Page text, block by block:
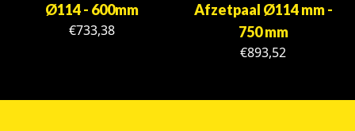
Ø114 - 600mm
€733,38
Afzetpaal Ø114 mm -
750 mm
€893,52